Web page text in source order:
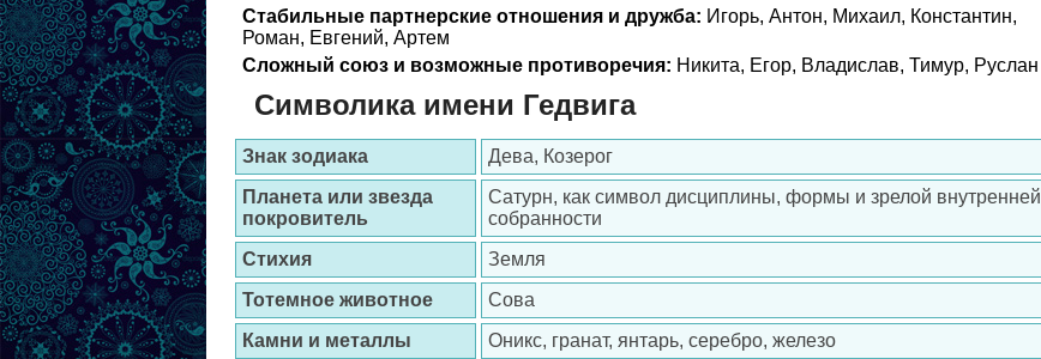
Стабильные партнерские отношения и дружба: Игорь, Антон, Михаил, Константин,
Роман, Евгений, Артем
Сложный союз и возможные противоречия: Никита, Егор, Владислав, Тимур, Руслан
Символика имени Гедвига
Знак зодиака
Дева, Козерог
Планета или звезда
покровитель
Сатурн, как символ дисциплины, формы и зрелой внутренней
собранности
Стихия
Земля
Тотемное животное
Сова
Камни и металлы
Оникс, гранат, янтарь, серебро, железо